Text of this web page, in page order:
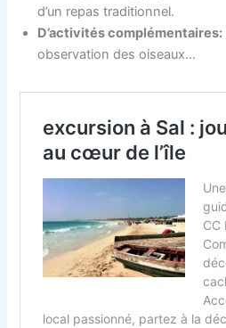
d’un repas traditionnel.
D’activités complémentaires:
observation des oiseaux…